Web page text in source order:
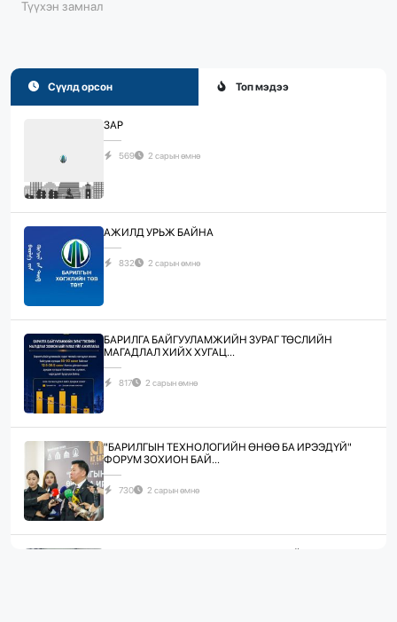
Түүхэн замнал
Сүүлд орсон Топ мэдээ
ЗАР
569 2 сарын өмнө
АЖИЛД УРЬЖ БАЙНА
832 2 сарын өмнө
БАРИЛГА БАЙГУУЛАМЖИЙН ЗУРАГ ТӨСЛИЙН
МАГАДЛАЛ ХИЙХ ХУГАЦ...
817 2 сарын өмнө
"БАРИЛГЫН ТЕХНОЛОГИЙН ӨНӨӨ БА ИРЭЭДҮЙ"
ФОРУМ ЗОХИОН БАЙ...
730 2 сарын өмнө